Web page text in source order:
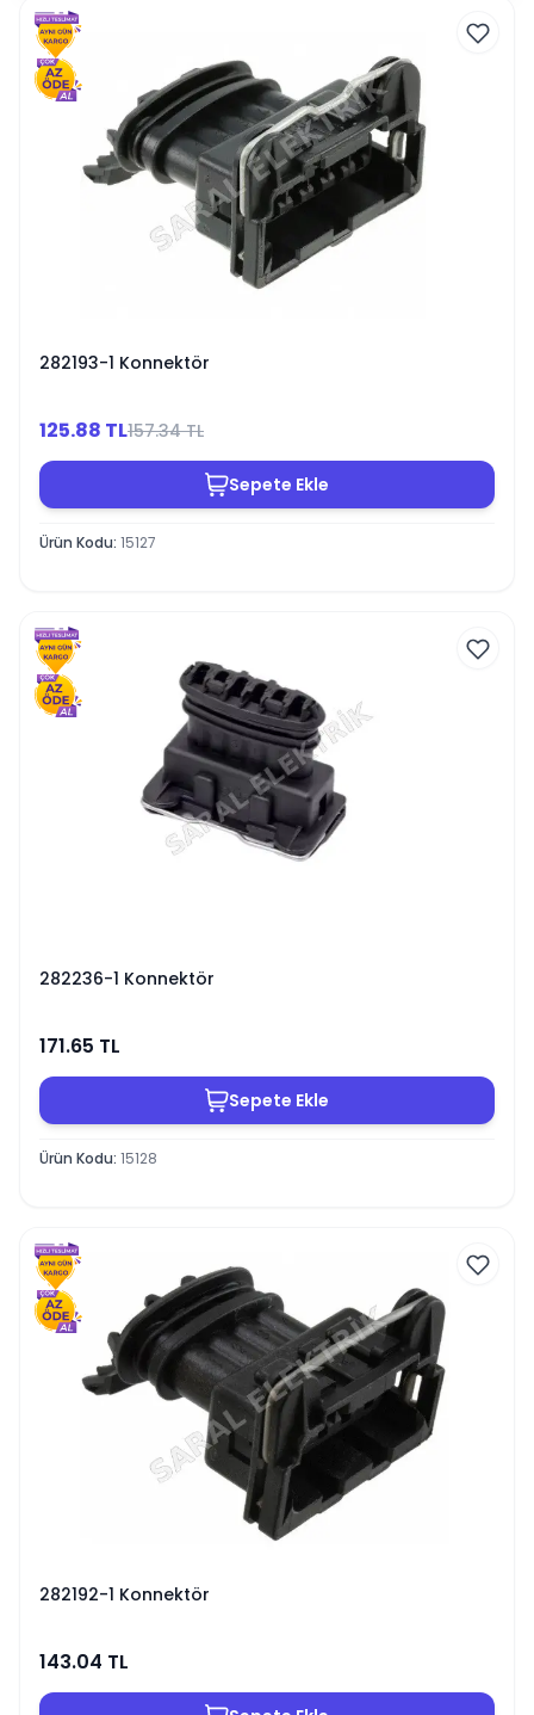
282193-1 Konnektör
125.88 TL157.34 TL
Sepete Ekle
Ürün Kodu: 15127
282236-1 Konnektör
171.65 TL
Sepete Ekle
Ürün Kodu: 15128
282192-1 Konnektör
143.04 TL